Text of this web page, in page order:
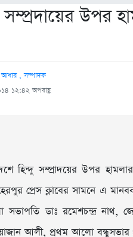
সম্প্রদায়ের উপর
, সম্পাদক
১২:৪২ অপরাহ্ণ
হিন্দু সম্প্রাদয়ের উপর
প্রেস ক্লাবের সামনে এ
সভাপতি ডাঃ রমেশচন্দ্র
আলী, প্রথম আলো বন্ধুসভার